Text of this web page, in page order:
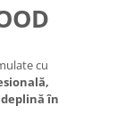
cu
în